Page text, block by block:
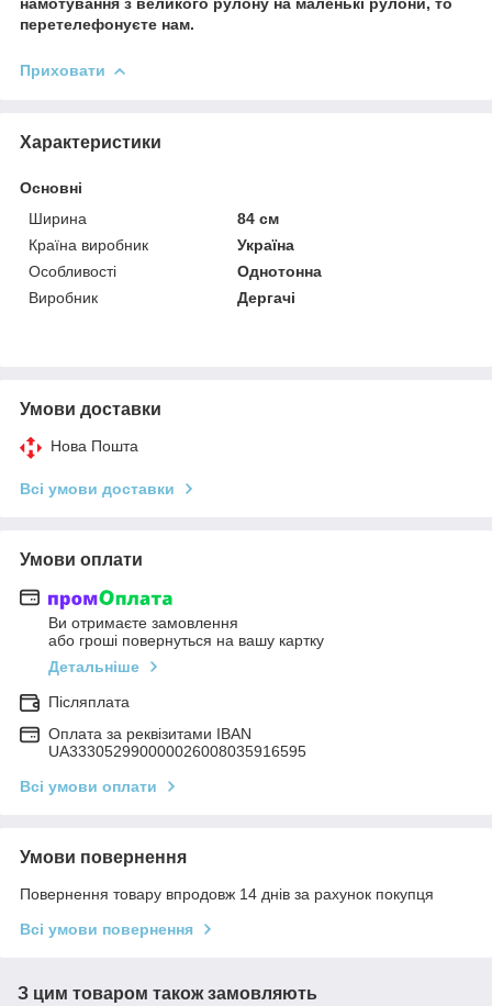
перетелефонуєте нам.
Приховати
Характеристики
Основні
Ширина
84 см
Країна виробник
Україна
Особливості
Однотонна
Виробник
Дергачі
Умови доставки
Нова Пошта
Всі умови доставки
Умови оплати
Ви отримаєте замовлення
або гроші повернуться на вашу картку
Детальніше
Післяплата
Оплата за реквізитами IBAN
UA333052990000026008035916595
Всі умови оплати
Умови повернення
Повернення товару впродовж 14 днів за рахунок покупця
Всі умови повернення
З цим товаром також замовляють